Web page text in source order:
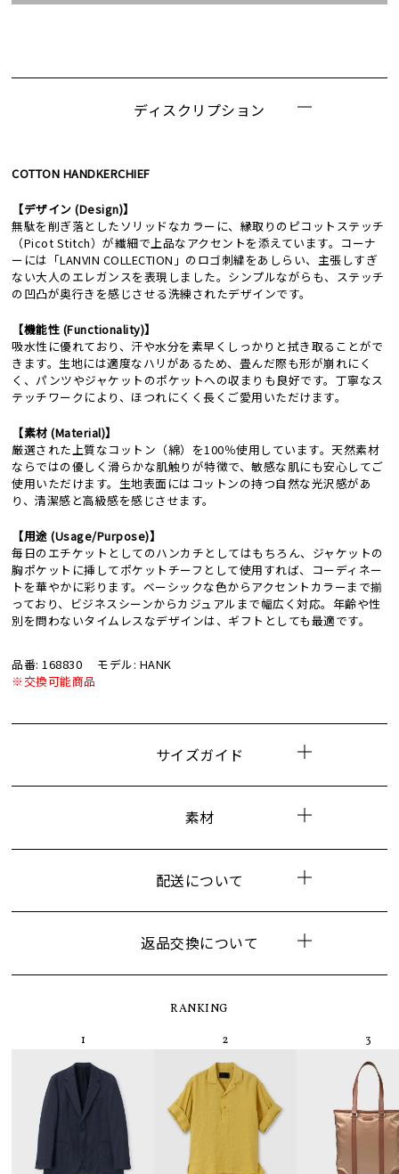
ディスクリプション
COTTON HANDKERCHIEF
【デザイン (Design)】
無駄を削ぎ落としたソリッドなカラーに、縁取りのピコットステッチ
（Picot Stitch）が繊細で上品なアクセントを添えています。コーナ
ーには「LANVIN COLLECTION」のロゴ刺繍をあしらい、主張しすぎ
ない大人のエレガンスを表現しました。シンプルながらも、ステッチ
の凹凸が奥行きを感じさせる洗練されたデザインです。
【機能性 (Functionality)】
吸水性に優れており、汗や水分を素早くしっかりと拭き取ることがで
きます。生地には適度なハリがあるため、畳んだ際も形が崩れにく
く、パンツやジャケットのポケットへの収まりも良好です。丁寧なス
テッチワークにより、ほつれにくく長くご愛用いただけます。
【素材 (Material)】
厳選された上質なコットン（綿）を100％使用しています。天然素材
ならではの優しく滑らかな肌触りが特徴で、敏感な肌にも安心してご
使用いただけます。生地表面にはコットンの持つ自然な光沢感があ
り、清潔感と高級感を感じさせます。
【用途 (Usage/Purpose)】
毎日のエチケットとしてのハンカチとしてはもちろん、ジャケットの
胸ポケットに挿してポケットチーフとして使用すれば、コーディネー
トを華やかに彩ります。ベーシックな色からアクセントカラーまで揃
っており、ビジネスシーンからカジュアルまで幅広く対応。年齢や性
別を問わないタイムレスなデザインは、ギフトとしても最適です。
品番: 168830
モデル: HANK
※交換可能商品
サイズガイド
素材
配送について
返品交換について
RANKING